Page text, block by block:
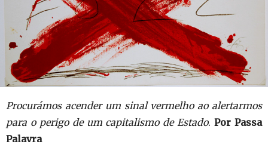
Procurámos acender um sinal vermelho ao alertarmos
para o perigo de um capitalismo de Estado.Por Passa
Palavra